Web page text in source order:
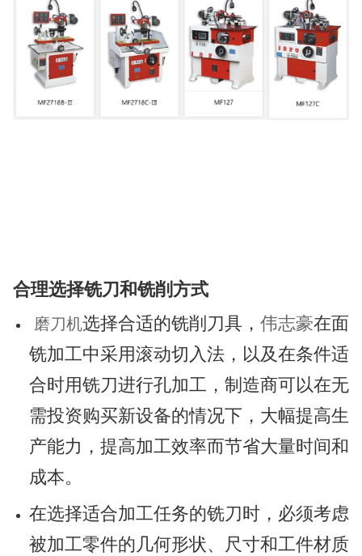
合理选择铣刀和铣削方式
磨刀机选择合适的铣削刀具， 伟志豪在面
铣加工中采用滚动切入法，以及在条件适
合时用铣刀进行孔加工，制造商可以在无
需投资购买新设备的情况下，大幅提高生
产能力，提高加工效率而节省大量时间和
成本。
在选择适合加工任务的铣刀时，必须考虑
被加工零件的几何形状、尺寸和工件材质